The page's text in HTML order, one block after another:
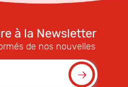
à la Newsletter
de nos nouvelles